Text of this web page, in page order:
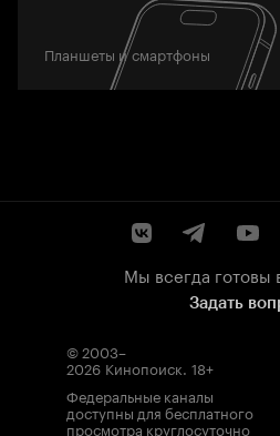
Планшеты и смартфоны
Мы всегда готовы
Задать
© 2003–
2026 Кинопоиск. 18+
Федеральные каналы
доступны для бесплатного
просмотра круглосуточно